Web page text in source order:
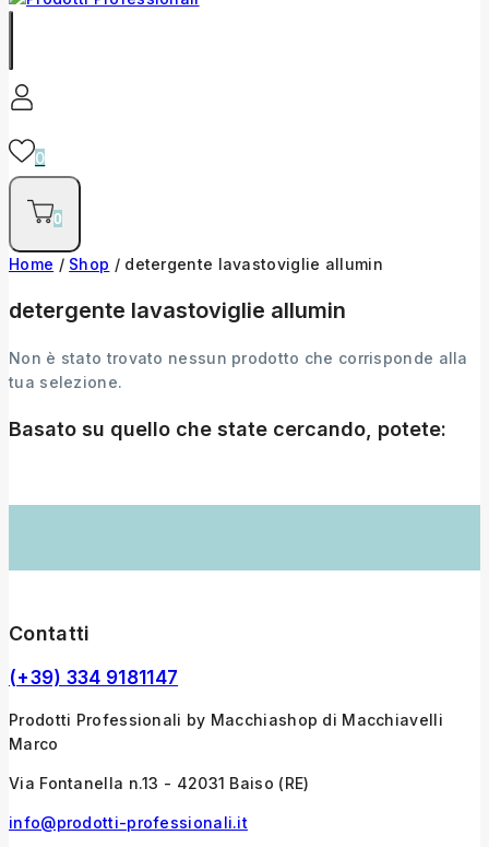
0
0
Home / Shop / detergente lavastoviglie allumin
detergente lavastoviglie allumin
Non è stato trovato nessun prodotto che corrisponde alla
tua selezione.
Basato su quello che state cercando, potete:
Contatti
(+39) 334 9181147
Prodotti Professionali by Macchiashop di Macchiavelli
Marco
Via Fontanella n.13 - 42031 Baiso (RE)
info@prodotti-professionali.it